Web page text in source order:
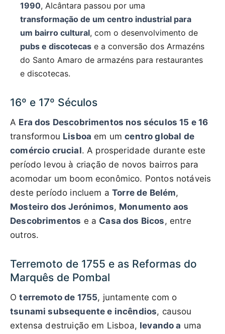
1990, Alcântara passou por uma
transformação de um centro industrial para
um bairro cultural, com o desenvolvimento de
pubs e discotecas e a conversão dos Armazéns
do Santo Amaro de armazéns para restaurantes
e discotecas.
16º e 17º Séculos
A Era dos Descobrimentos nos séculos 15 e 16
transformou Lisboa em umcentro global de
comércio crucial. A prosperidade durante este
período levou à criação de novos bairros para
acomodar um boom econômico. Pontos notáveis
deste período incluem aTorre de Belém,
Mosteiro dos Jerónimos, Monumento aos
Descobrimentos e a Casa dos Bicos, entre
outros.
Terremoto de 1755 e as Reformas do
Marquês de Pombal
Oterremoto de 1755, juntamente com o
tsunami subsequente e incêndios, causou
extensa destruição em Lisboa, levando a uma